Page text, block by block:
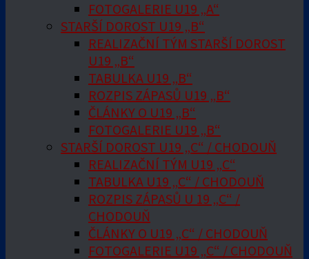
FOTOGALERIE U19 „A“
STARŠÍ DOROST U19 „B“
REALIZAČNÍ TÝM STARŠÍ DOROST
U19 „B“
TABULKA U19 „B“
ROZPIS ZÁPASŮ U19 „B“
ČLÁNKY O U19 „B“
FOTOGALERIE U19 „B“
STARŠÍ DOROST U19 „C“ / CHODOUŇ
REALIZAČNÍ TÝM U19 „C“
TABULKA U19 „C“ / CHODOUŇ
ROZPIS ZÁPASŮ U 19 „C“ /
CHODOUŇ
ČLÁNKY O U19 „C“ / CHODOUŇ
FOTOGALERIE U19 „C“ / CHODOUŇ